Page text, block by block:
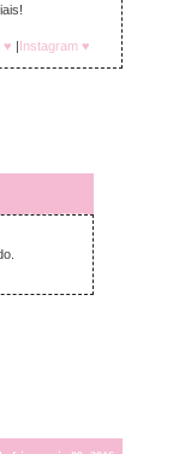
♥ |Instagram ♥
maio 10, 2016